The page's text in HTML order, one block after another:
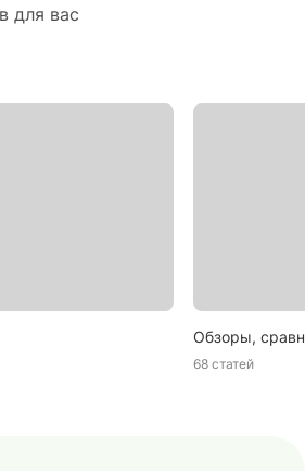
для вас
Обзоры,
68 статей